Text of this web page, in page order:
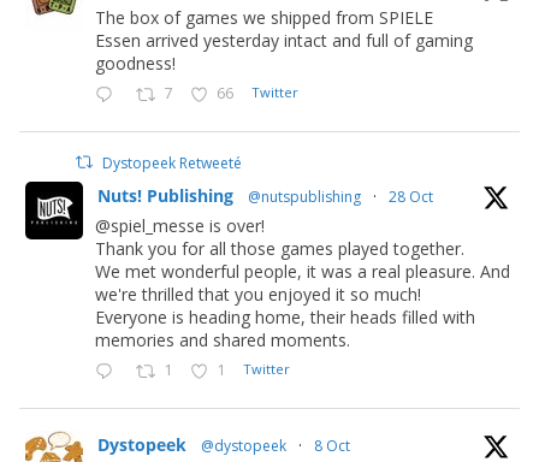
The box of games we shipped from SPIELE
Essen arrived yesterday intact and full of gaming
goodness!
7 66 Twitter
Dystopeek Retweeté
Nuts! Publishing @nutspublishing · 28 Oct
@spiel_messe is over!
Thank you for all those games played together.
We met wonderful people, it was a real pleasure. And
we're thrilled that you enjoyed it so much!
Everyone is heading home, their heads filled with
memories and shared moments.
1 1 Twitter
Dystopeek @dystopeek · 8 Oct